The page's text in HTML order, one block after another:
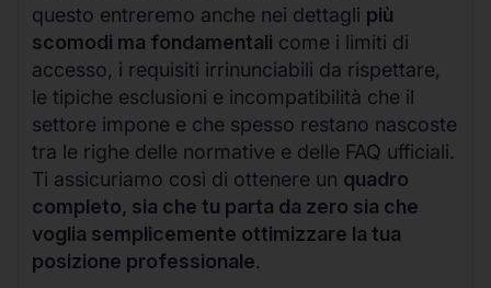
questo entreremo anche nei dettagli più
scomodi ma fondamentali come i limiti di
accesso, i requisiti irrinunciabili da rispettare,
le tipiche esclusioni e incompatibilità che il
settore impone e che spesso restano nascoste
tra le righe delle normative e delle FAQ ufficiali.
Ti assicuriamo così di ottenere un quadro
completo, sia che tu parta da zero sia che
voglia semplicemente ottimizzare la tua
posizione professionale.